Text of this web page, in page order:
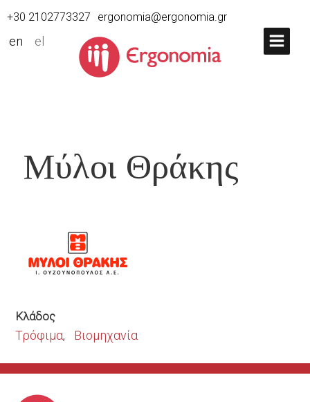
+30 2102773327 ergonomia@ergonomia.gr
en el
Μύλοι Θράκης
Κλάδος
Τρόφιμα Βιομηχανία